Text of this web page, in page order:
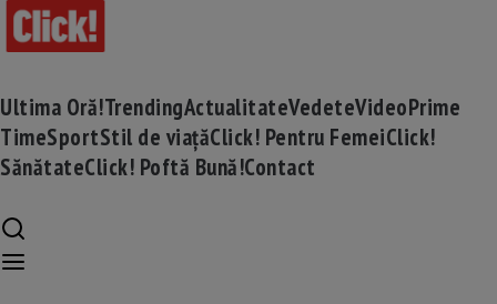
Ultima Oră!TrendingActualitateVedeteVideoPrime
TimeSportStil de viațăClick! Pentru FemeiClick!
SănătateClick! Poftă Bună!Contact